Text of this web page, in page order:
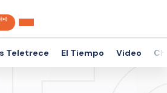
Teletrece El Tiempo Video